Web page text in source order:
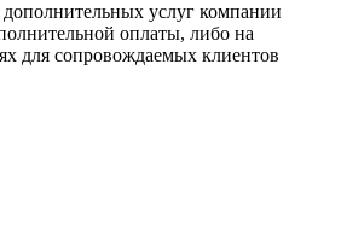
услуг компании
оплаты, либо на
для сопровождаемых клиентов